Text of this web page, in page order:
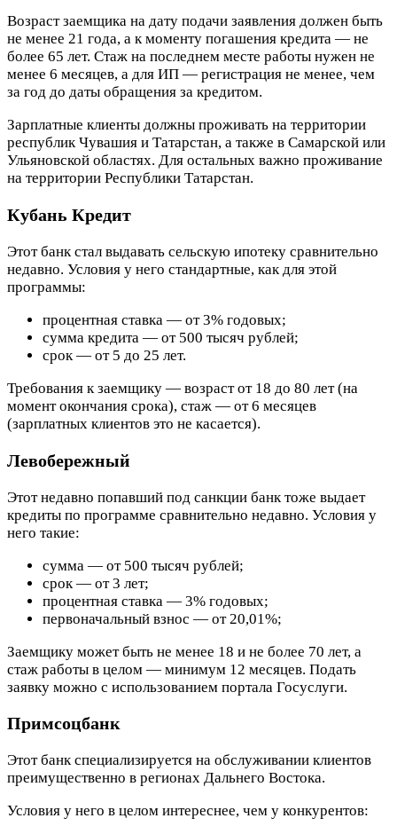
Возраст заемщика на дату подачи заявления должен быть
не менее 21 года, а к моменту погашения кредита — не
более 65 лет. Стаж на последнем месте работы нужен не
менее 6 месяцев, а для ИП — регистрация не менее, чем
за год до даты обращения за кредитом.
Зарплатные клиенты должны проживать на территории
республик Чувашия и Татарстан, а также в Самарской или
Ульяновской областях. Для остальных важно проживание
на территории Республики Татарстан.
Кубань Кредит
Этот банк стал выдавать сельскую ипотеку сравнительно
недавно. Условия у него стандартные, как для этой
программы:
процентная ставка — от 3% годовых;
сумма кредита — от 500 тысяч рублей;
срок — от 5 до 25 лет.
Требования к заемщику — возраст от 18 до 80 лет (на
момент окончания срока), стаж — от 6 месяцев
(зарплатных клиентов это не касается).
Левобережный
Этот недавно попавший под санкции банк тоже выдает
кредиты по программе сравнительно недавно. Условия у
него такие:
сумма — от 500 тысяч рублей;
срок — от 3 лет;
процентная ставка — 3% годовых;
первоначальный взнос — от 20,01%;
Заемщику может быть не менее 18 и не более 70 лет, а
стаж работы в целом — минимум 12 месяцев. Подать
заявку можно с использованием портала Госуслуги.
Примсоцбанк
Этот банк специализируется на обслуживании клиентов
преимущественно в регионах Дальнего Востока.
Условия у него в целом интереснее, чем у конкурентов: